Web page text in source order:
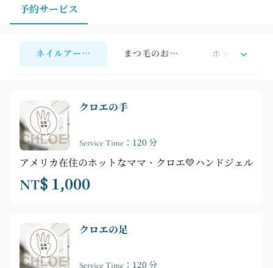
ービスを試してみたい方は、予約前にご希望を明確にし
ておくことで、よりスムーズなコミュニケーションが可
予約サービス
ネイルアート／巻き爪の問題まつ毛のお手入れ／自然な眉毛
ホットワック
クロエの手
Service Time：120 分
アメリカ在住のホットなママ、クロエ💛ハンドジェル
NT$ 1,000
クロエの足
Service Time：120 分